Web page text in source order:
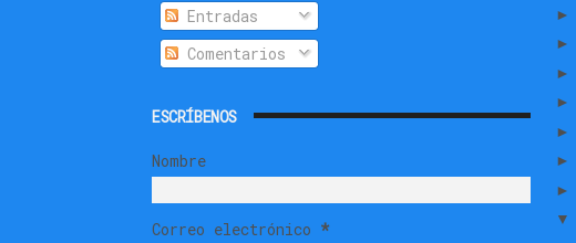
Entradas
Comentarios
ESCRÍBENOS
Nombre
Correo electrónico *
►
►
►
►
►
►
►
▼